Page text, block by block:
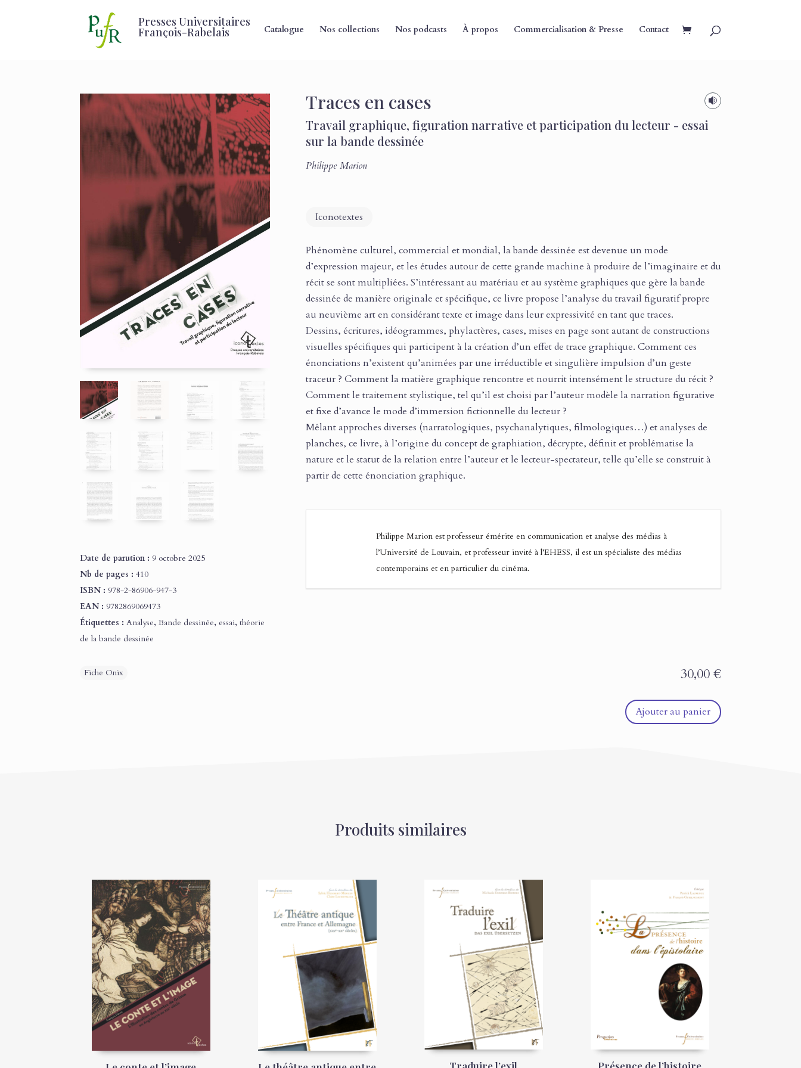
Presses Universitaires
François-Rabelais Catalogue Nos collections Nos podcasts À propos Commercialisation & Presse Contact

Date de parution : 9 octobre 2025
Nb de pages :410
ISBN : 978-2-86906-947-3
EAN : 9782869069473
Étiquettes :Analyse,Bande dessinée, essai,théorie
de la bande dessinée
Traces en cases
Travail graphique, figuration narrative et participation du lecteur - essai
sur la bande dessinée
Philippe Marion
Iconotextes
Phénomène culturel, commercial et mondial, la bande dessinée est devenue un mode
d’expression majeur, et les études autour de cette grande machine à produire de l’imaginaire et du
récit se sont multipliées. S’intéressant au matériau et au système graphiques que gère la bande
dessinée de manière originale et spécifique, ce livre propose l’analyse du travail figuratif propre
au neuvième art en considérant texte et image dans leur expressivité en tant que traces.
Dessins, écritures, idéogrammes, phylactères, cases, mises en page sont autant de constructions
visuelles spécifiques qui participent à la création d’un effet de trace graphique. Comment ces
énonciations n’existent qu’animées par une irréductible et singulière impulsion d’un geste
traceur ? Comment la matière graphique rencontre et nourrit intensément le structure du récit ?
Comment le traitement stylistique, tel qu’il est choisi par l’auteur modèle la narration figurative
et fixe d’avance le mode d’immersion fictionnelle du lecteur ?
Mêlant approches diverses (narratologiques, psychanalytiques, filmologiques…) et analyses de
planches, ce livre, à l’origine du concept de graphiation, décrypte, définit et problématise la
nature et le statut de la relation entre l’auteur et le lecteur-spectateur, telle qu’elle se construit à
partir de cette énonciation graphique.
Philippe Marion est professeur émérite en communication et analyse des médias à
l’Université de Louvain, et professeur invité à l’EHESS, il est un spécialiste des médias
contemporains et en particulier du cinéma.
30,00 €
Ajouter au panier
Produits similaires